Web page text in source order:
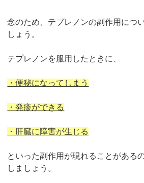
念のため、テプレノンの副作用につ
しょう。
テプレノンを服用したときに、
・便秘になってしまう
・発疹ができる
・肝臓に障害が生じる
といった副作用が現れることがある
しましょう。